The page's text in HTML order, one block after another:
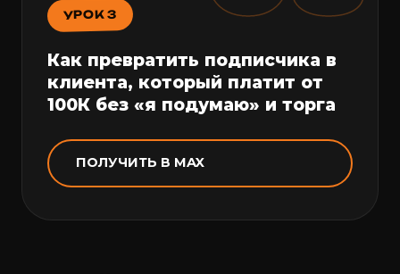
УРОК 3
Как превратить подписчика в
клиента, который платит от
100К без «я подумаю» и торга
ПОЛУЧИТЬ В MAX